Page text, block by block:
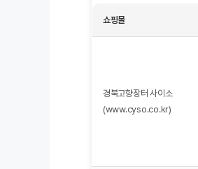
쇼핑몰
경북고향장터 사이소
(www.cyso.co.kr)